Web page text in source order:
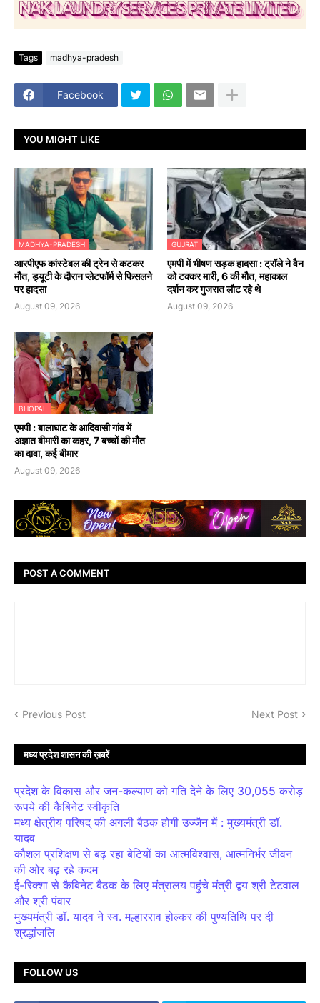
Tags madhya-pradesh
Facebook
YOU MIGHT LIKE
MADHYA-PRADESH
आरपीएफ कांस्टेबल की ट्रेन से कटकर
मौत, ड्यूटी के दौरान प्लेटफॉर्म से फिसलने
पर हादसा
August 09, 2026
GUJRAT
एमपी में भीषण सड़क हादसा : ट्रॉले ने वैन
को टक्कर मारी, 6 की मौत, महाकाल
दर्शन कर गुजरात लौट रहे थे
August 09, 2026
BHOPAL
एमपी : बालाघाट के आदिवासी गांव में
अज्ञात बीमारी का कहर, 7 बच्चों की मौत
का दावा, कई बीमार
August 09, 2026
POST A COMMENT
Previous Post Next Post
मध्य प्रदेश शासन की ख़बरें
प्रदेश के विकास और जन-कल्याण को गति देने के लिए 30,055 करोड़
रूपये की कैबिनेट स्वीकृति
मध्य क्षेत्रीय परिषद् की अगली बैठक होगी उज्जैन में : मुख्यमंत्री डॉ.
यादव
कौशल प्रशिक्षण से बढ़ रहा बेटियों का आत्मविश्वास, आत्मनिर्भर जीवन
की ओर बढ़ रहे कदम
ई-रिक्शा से कैबिनेट बैठक के लिए मंत्रालय पहुंचे मंत्री द्वय श्री टेटवाल
और श्री पंवार
मुख्यमंत्री डॉ. यादव ने स्व. मल्हारराव होल्कर की पुण्यतिथि पर दी
श्रद्धांजलि
FOLLOW US